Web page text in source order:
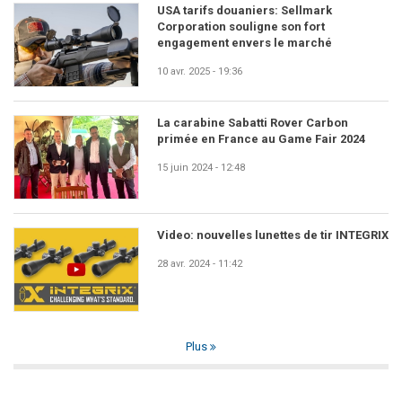
USA tarifs douaniers: Sellmark
Corporation souligne son fort
engagement envers le marché
10 avr. 2025 - 19:36
La carabine Sabatti Rover Carbon
primée en France au Game Fair 2024
15 juin 2024 - 12:48
Video: nouvelles lunettes de tir INTEGRIX
28 avr. 2024 - 11:42
Plus